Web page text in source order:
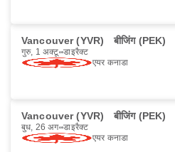
Vancouver (YVR) बीजिंग (PEK)
गुरु, 1 अक्टू॰ डाइरैक्ट
एयर कनाडा
Vancouver (YVR) बीजिंग (PEK)
बुध, 26 अग॰ डाइरैक्ट
एयर कनाडा